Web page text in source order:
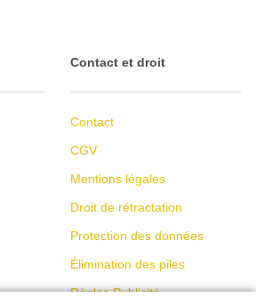
Contact et droit
Contact
CGV
Mentions légales
Droit de rétractation
Protection des données
Élimination des piles
Règles Publicité